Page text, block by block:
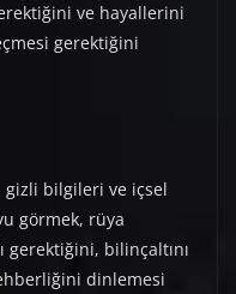
ve hayallerini
gerektiğini
gizli bilgileri ve içsel
görmek, rüya
gerektiğini, bilinçaltını
dinlemesi